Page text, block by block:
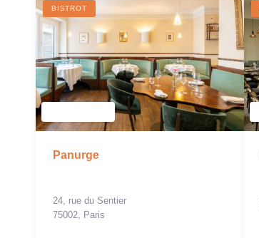
BISTROT
Panurge
24, rue du Sentier
75002, Paris